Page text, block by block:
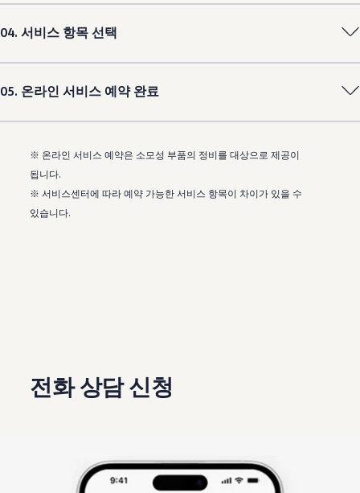
04. 서비스 항목 선택
05. 온라인 서비스 예약 완료
※ 온라인 서비스 예약은 소모성 부품의 정비를 대상으로 제공이
됩니다.
※ 서비스센터에 따라 예약 가능한 서비스 항목이 차이가 있을 수
있습니다.
전화 상담 신청